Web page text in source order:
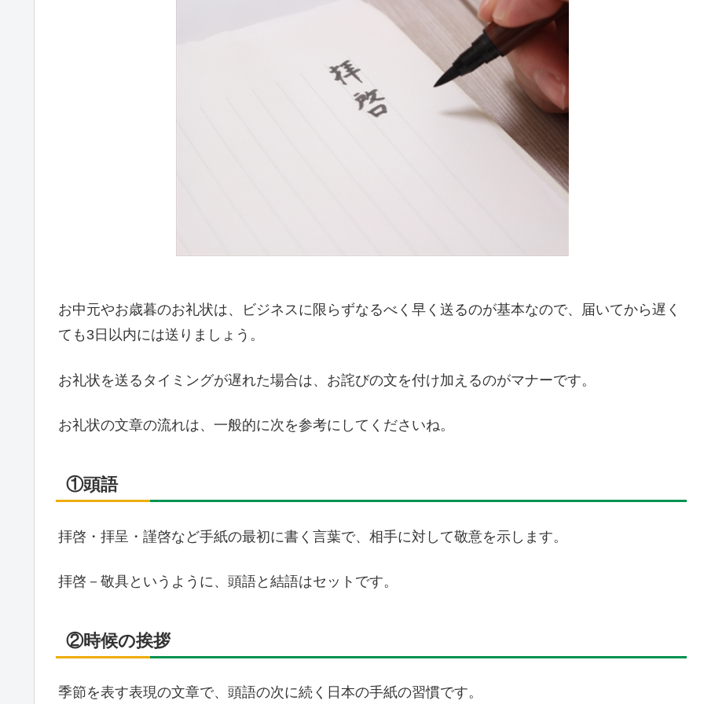
お中元やお歳暮のお礼状は、ビジネスに限らずなるべく早く送るのが基本なので、届いてから遅く
ても3日以内には送りましょう。
お礼状を送るタイミングが遅れた場合は、お詫びの文を付け加えるのがマナーです。
お礼状の文章の流れは、一般的に次を参考にしてくださいね。
①頭語
拝啓・拝呈・謹啓など手紙の最初に書く言葉で、相手に対して敬意を示します。
拝啓－敬具というように、頭語と結語はセットです。
②時候の挨拶
季節を表す表現の文章で、頭語の次に続く日本の手紙の習慣です。